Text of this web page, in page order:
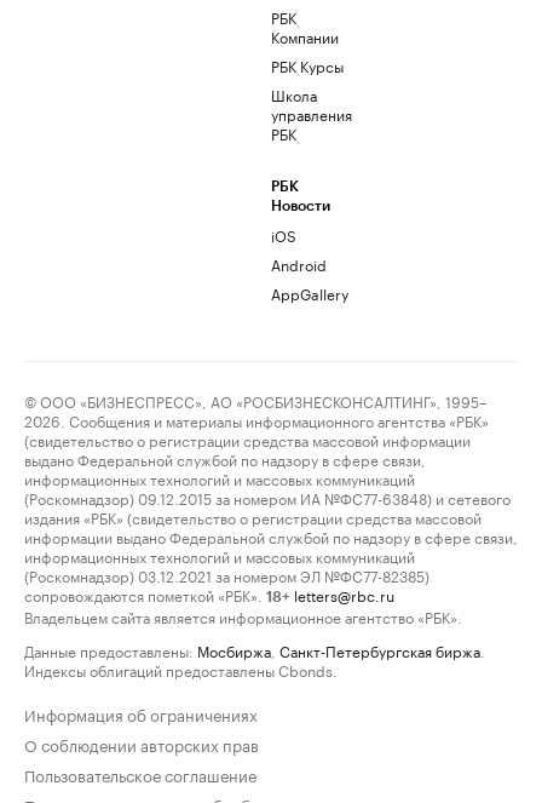
РБК
Компании
РБК Курсы
Школа
управления
РБК
РБК
Новости
iOS
Android
AppGallery
© ООО «БИЗНЕСПРЕСС», АО «РОСБИЗНЕСКОНСАЛТИНГ», 1995–
2026. Сообщения и материалы информационного агентства «РБК»
(свидетельство о регистрации средства массовой информации
выдано Федеральной службой по надзору в сфере связи,
информационных технологий и массовых коммуникаций
(Роскомнадзор) 09.12.2015 за номером ИА №ФС77-63848) и сетевого
издания «РБК» (свидетельство о регистрации средства массовой
информации выдано Федеральной службой по надзору в сфере связи,
информационных технологий и массовых коммуникаций
(Роскомнадзор) 03.12.2021 за номером ЭЛ №ФС77-82385)
сопровождаются пометкой «РБК».
18+ letters@rbc.ru
Владельцем сайта является информационное агентство «РБК».
Данные предоставлены: Мосбиржа Санкт-Петербургская биржа
Индексы облигаций предоставлены Cbonds.
Информация об ограничениях
О соблюдении авторских прав
Пользовательское соглашение